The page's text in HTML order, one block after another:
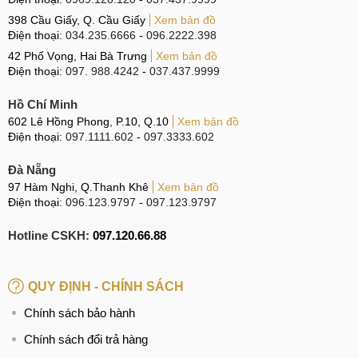
Lưu ý khi sửa nguồn điện thoại Samsung Galaxy A10s
Đối với bất cứ dòng điện thoại smartphone nói chung nào
hay Samsung Galaxy A10s nói riêng thì chức năng quản lý
phối nguồn năng lượng từ pin đến các IC khác hoạt động ổn
định.
Bộ phận IC nguồn được thiết kế để điều chỉnh, chuyển đổi
ra đảm bảo sự hoạt động của Samsung Galaxy A10s.
Đôi nét về IC nguồn điện thoại
398 Cầu Giấy, Q. Cầu Giấy
Xem bản đồ
Điện thoại: 034.235.6666 - 096.2222.398
42 Phố Vọng, Hai Bà Trưng
Xem bản đồ
Điện thoại: 097. 988.4242 - 037.437.9999
Hồ Chí Minh
602 Lê Hồng Phong, P.10, Q.10
Xem bản đồ
Điện thoại: 097.1111.602 - 097.3333.602
Đà Nẵng
97 Hàm Nghi, Q.Thanh Khê
Xem bản đồ
Điện thoại: 096.123.9797 - 097.123.9797
Hotline CSKH: 097.120.66.88
QUY ĐỊNH - CHÍNH SÁCH
Chính sách bảo hành
Chính sách đổi trả hàng